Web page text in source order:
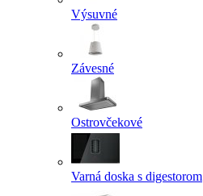
Výsuvné
Závesné
Ostrovčekové
Varná doska s digestorom